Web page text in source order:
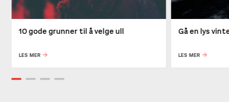
10 gode grunner til å velge ull
LES MER
Gå en lys
LES MER